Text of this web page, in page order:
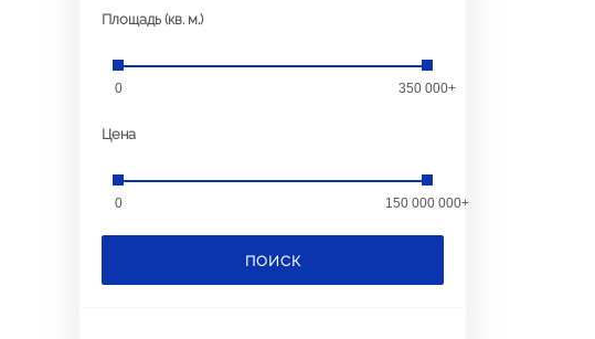
Площадь (кв. м.)
0 350 000+
Цена
0 150 000 000+
ПОИСК